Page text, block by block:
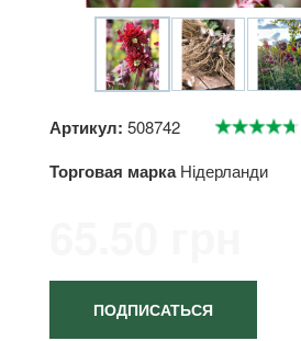
Артикул: 508742
Торговая марка Нідерланди
ПОДПИСАТЬСЯ